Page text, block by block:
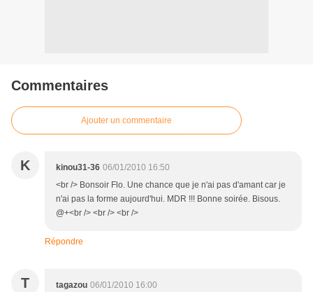
Commentaires
Ajouter un commentaire
K kinou31-36 06/01/2010 16:50
<br /> Bonsoir Flo. Une chance que je n'ai pas d'amant car je
n'ai pas la forme aujourd'hui. MDR !!! Bonne soirée. Bisous.
@+<br /> <br /> <br />
Répondre
T tagazou 06/01/2010 16:00